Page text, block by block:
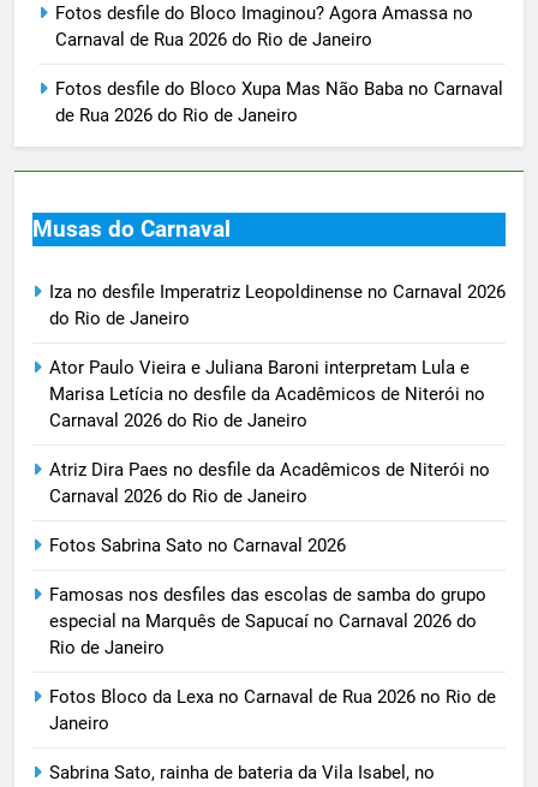
Fotos desfile do Bloco Imaginou? Agora Amassa no
Carnaval de Rua 2026 do Rio de Janeiro
Fotos desfile do Bloco Xupa Mas Não Baba no Carnaval
de Rua 2026 do Rio de Janeiro
Musas do Carnaval
Iza no desfile Imperatriz Leopoldinense no Carnaval 2026
do Rio de Janeiro
Ator Paulo Vieira e Juliana Baroni interpretam Lula e
Marisa Letícia no desfile da Acadêmicos de Niterói no
Carnaval 2026 do Rio de Janeiro
Atriz Dira Paes no desfile da Acadêmicos de Niterói no
Carnaval 2026 do Rio de Janeiro
Fotos Sabrina Sato no Carnaval 2026
Famosas nos desfiles das escolas de samba do grupo
especial na Marquês de Sapucaí no Carnaval 2026 do
Rio de Janeiro
Fotos Bloco da Lexa no Carnaval de Rua 2026 no Rio de
Janeiro
Sabrina Sato, rainha de bateria da Vila Isabel, no